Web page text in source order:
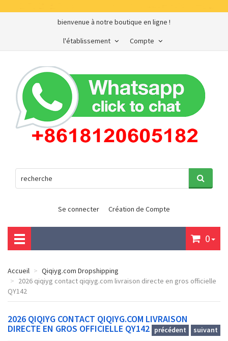
bienvenue à notre boutique en ligne !
Compte
l'établissement
Se connecter Création de Compte
0
Accueil
Qiqiyg.com Dropshipping
2026 qiqiyg contact qiqiyg.com livraison directe en gros officielle
QY142
2026 QIQIYG CONTACT QIQIYG.COM LIVRAISON
DIRECTE EN GROS OFFICIELLE QY142 précédent suivant